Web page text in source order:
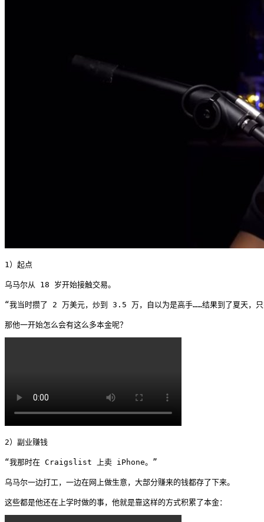
1）起点
乌马尔从 18 岁开始接触交易。
“我当时攒了 2 万美元，炒到 3.5 万，自以为是高手……结果到了夏天，
那他一开始怎么会有这么多本金呢？
2）副业赚钱
“我那时在 Craigslist 上卖 iPhone。”
乌马尔一边打工，一边在网上做生意，大部分赚来的钱都存了下来。
这些都是他还在上学时做的事，他就是靠这样的方式积累了本金：